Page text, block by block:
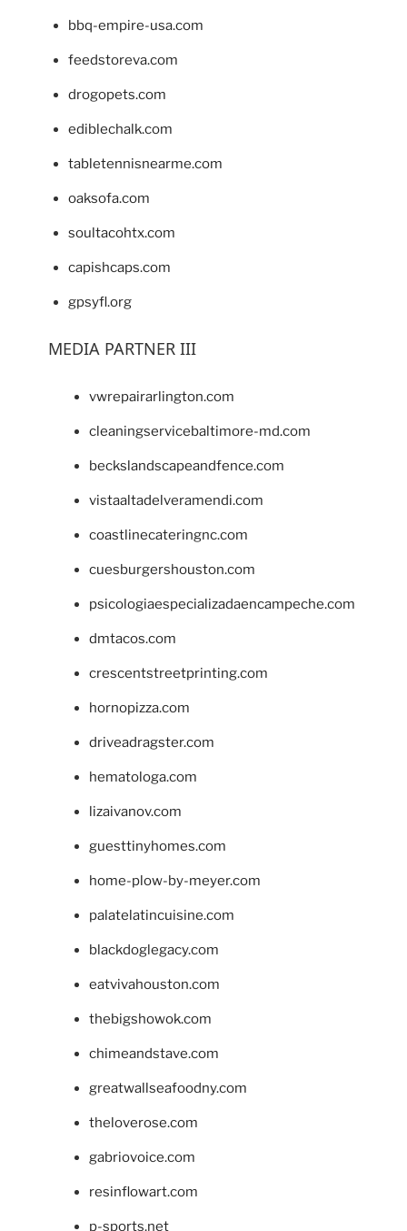
bbq-empire-usa.com
feedstoreva.com
drogopets.com
ediblechalk.com
tabletennisnearme.com
oaksofa.com
soultacohtx.com
capishcaps.com
gpsyfl.org
MEDIA PARTNER III
vwrepairarlington.com
cleaningservicebaltimore-md.com
beckslandscapeandfence.com
vistaaltadelveramendi.com
coastlinecateringnc.com
cuesburgershouston.com
psicologiaespecializadaencampeche.com
dmtacos.com
crescentstreetprinting.com
hornopizza.com
driveadragster.com
hematologa.com
lizaivanov.com
guesttinyhomes.com
home-plow-by-meyer.com
palatelatincuisine.com
blackdoglegacy.com
eatvivahouston.com
thebigshowok.com
chimeandstave.com
greatwallseafoodny.com
theloverose.com
gabriovoice.com
resinflowart.com
p-sports.net